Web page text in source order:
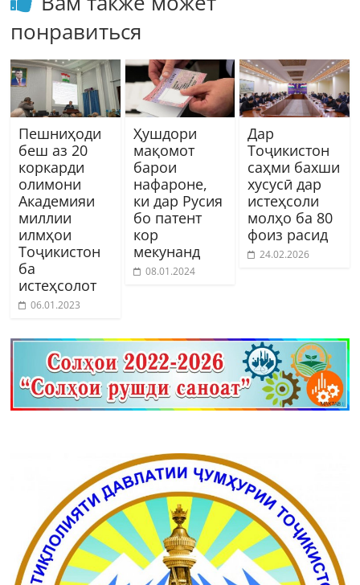
понравиться
Пешниҳоди
беш аз 20
коркарди
олимони
Академияи
миллии
илмҳои
Тоҷикистон
ба
истеҳсолот
06.01.2023
Ҳушдори
мақомот
барои
нафароне,
ки дар Русия
бо патент
кор
мекунанд
08.01.2024
Дар
Тоҷикистон
саҳми бахши
хусусӣ дар
истеҳсоли
молҳо ба 80
фоиз расид
24.02.2026